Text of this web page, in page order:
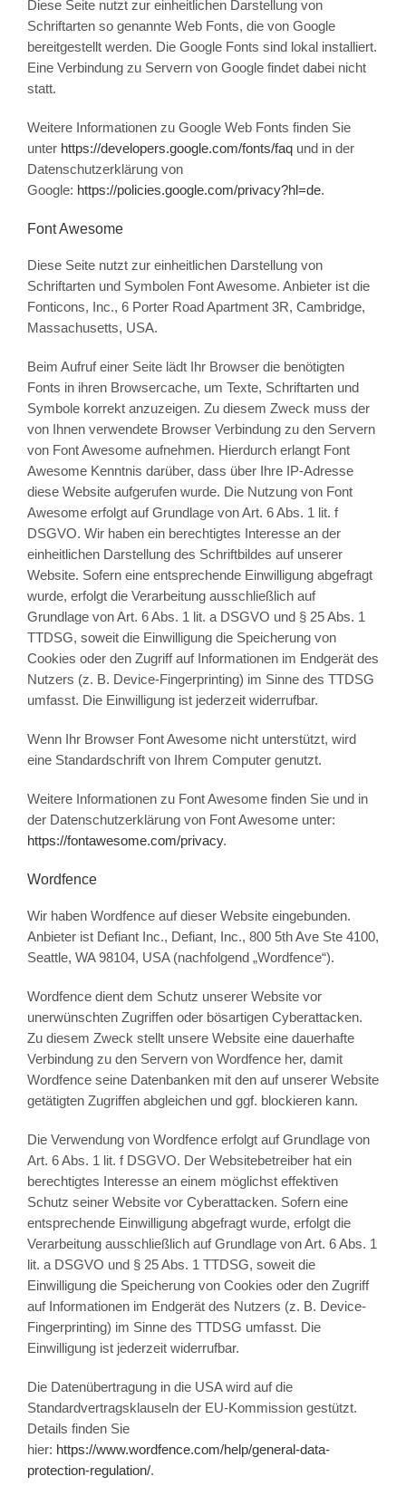
Diese Seite nutzt zur einheitlichen Darstellung von
Schriftarten so genannte Web Fonts, die von Google
bereitgestellt werden. Die Google Fonts sind lokal installiert.
Eine Verbindung zu Servern von Google findet dabei nicht
statt.
Weitere Informationen zu Google Web Fonts finden Sie
unter https://developers.google.com/fonts/faqund in der
Datenschutzerklärung von
Google: https://policies.google.com/privacy?hl=de.
Font Awesome
Diese Seite nutzt zur einheitlichen Darstellung von
Schriftarten und Symbolen Font Awesome. Anbieter ist die
Fonticons, Inc., 6 Porter Road Apartment 3R, Cambridge,
Massachusetts, USA.
Beim Aufruf einer Seite lädt Ihr Browser die benötigten
Fonts in ihren Browsercache, um Texte, Schriftarten und
Symbole korrekt anzuzeigen. Zu diesem Zweck muss der
von Ihnen verwendete Browser Verbindung zu den Servern
von Font Awesome aufnehmen. Hierdurch erlangt Font
Awesome Kenntnis darüber, dass über Ihre IP-Adresse
diese Website aufgerufen wurde. Die Nutzung von Font
Awesome erfolgt auf Grundlage von Art. 6 Abs. 1 lit. f
DSGVO. Wir haben ein berechtigtes Interesse an der
einheitlichen Darstellung des Schriftbildes auf unserer
Website. Sofern eine entsprechende Einwilligung abgefragt
wurde, erfolgt die Verarbeitung ausschließlich auf
Grundlage von Art. 6 Abs. 1 lit. a DSGVO und § 25 Abs. 1
TTDSG, soweit die Einwilligung die Speicherung von
Cookies oder den Zugriff auf Informationen im Endgerät des
Nutzers (z. B. Device-Fingerprinting) im Sinne des TTDSG
umfasst. Die Einwilligung ist jederzeit widerrufbar.
Wenn Ihr Browser Font Awesome nicht unterstützt, wird
eine Standardschrift von Ihrem Computer genutzt.
Weitere Informationen zu Font Awesome finden Sie und in
der Datenschutzerklärung von Font Awesome unter:
https://fontawesome.com/privacy.
Wordfence
Wir haben Wordfence auf dieser Website eingebunden.
Anbieter ist Defiant Inc., Defiant, Inc., 800 5th Ave Ste 4100,
Seattle, WA 98104, USA (nachfolgend „Wordfence“).
Wordfence dient dem Schutz unserer Website vor
unerwünschten Zugriffen oder bösartigen Cyberattacken.
Zu diesem Zweck stellt unsere Website eine dauerhafte
Verbindung zu den Servern von Wordfence her, damit
Wordfence seine Datenbanken mit den auf unserer Website
getätigten Zugriffen abgleichen und ggf. blockieren kann.
Die Verwendung von Wordfence erfolgt auf Grundlage von
Art. 6 Abs. 1 lit. f DSGVO. Der Websitebetreiber hat ein
berechtigtes Interesse an einem möglichst effektiven
Schutz seiner Website vor Cyberattacken. Sofern eine
entsprechende Einwilligung abgefragt wurde, erfolgt die
Verarbeitung ausschließlich auf Grundlage von Art. 6 Abs. 1
lit. a DSGVO und § 25 Abs. 1 TTDSG, soweit die
Einwilligung die Speicherung von Cookies oder den Zugriff
auf Informationen im Endgerät des Nutzers (z. B. Device-
Fingerprinting) im Sinne des TTDSG umfasst. Die
Einwilligung ist jederzeit widerrufbar.
Die Datenübertragung in die USA wird auf die
Standardvertragsklauseln der EU-Kommission gestützt.
Details finden Sie
hier: https://www.wordfence.com/help/general-data-
protection-regulation/.